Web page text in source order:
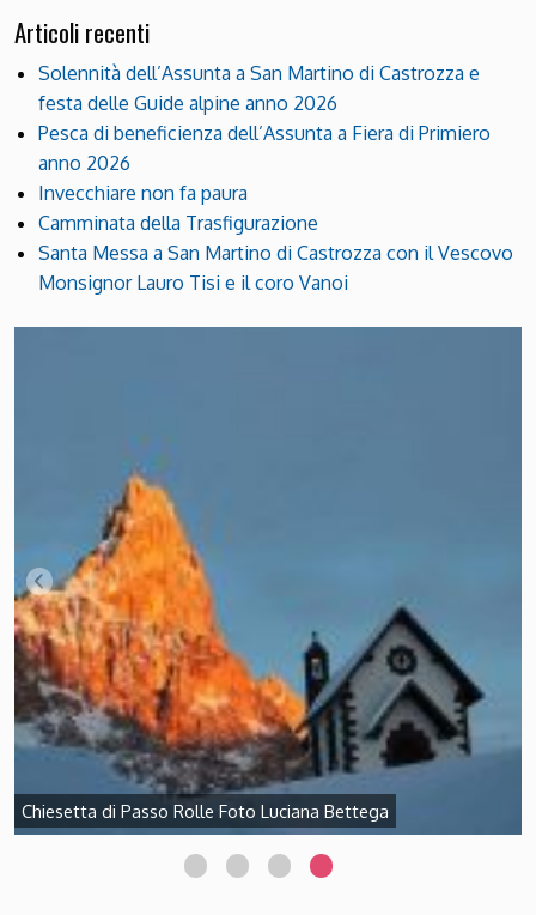
Articoli recenti
Solennità dell’Assunta a San Martino di Castrozza e
festa delle Guide alpine anno 2026
Pesca di beneficienza dell’Assunta a Fiera di Primiero
anno 2026
Invecchiare non fa paura
Camminata della Trasfigurazione
Santa Messa a San Martino di Castrozza con il Vescovo
Monsignor Lauro Tisi e il coro Vanoi
Chiesetta di Passo Rolle Foto Luciana Bettega